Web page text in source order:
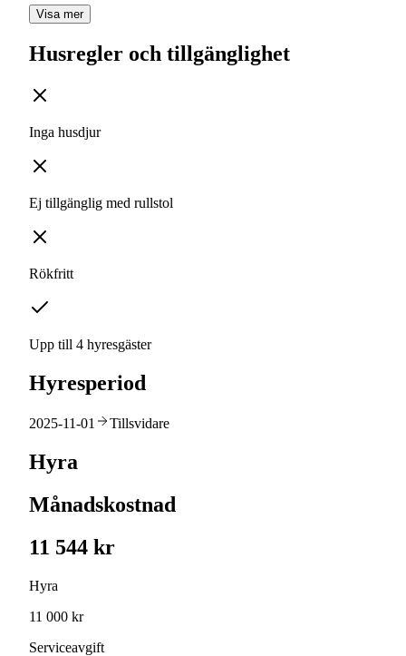
Visa mer
Husregler och tillgänglighet
Inga husdjur
Ej tillgänglig med rullstol
Rökfritt
Upp till 4 hyresgäster
Hyresperiod
2025-11-01 Tillsvidare
Hyra
Månadskostnad
11 544 kr
Hyra
11 000 kr
Serviceavgift